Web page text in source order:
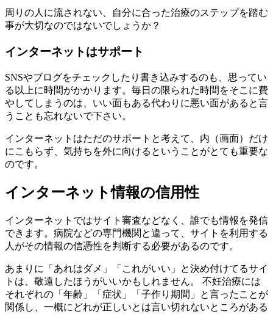
周りの人に流されない、自分に合った治療のステップを踏む
事が大切なのではないでしょうか？
インターネットはサポート
SNSやブログをチェックしたり書き込みするのも、思ってい
る以上に時間がかかります。毎日の限られた時間をそこに費
やしてしまうのは、いい面もある代わりに悪い面があると言
うことも忘れないで下さい。
インターネットはただのサポートと考えて、内（画面）だけ
にこもらず、気持ちを外に向けるということがとても重要な
のです。
インターネット情報の信用性
インターネットではサイト審査などなく、誰でも情報を発信
できます。病院などの専門機関と違って、サイトを利用する
人がその情報の信憑性を判断する必要があるのです。
あまりに「あれはダメ」「これがいい」と決め付けてるサイ
トは、敬遠したほうがいいかもしれません。 不妊治療には
それぞれの「年齢」「症状」「子作り期間」と言ったことが
関係し、一概にどれが正しいとは言い切れないところがある